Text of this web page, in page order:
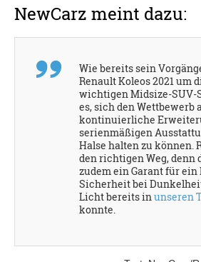
NewCarz meint dazu:
Wie bereits sein
Renault Koleos 2021 um
wichtigen Midsize-SUV-
es, sich den Wettbewerb
kontinuierliche
serienmäßigen
Halse halten zu können.
den richtigen Weg, denn
zudem ein Garant für
Sicherheit bei
Licht bereits inunseren
konnte.